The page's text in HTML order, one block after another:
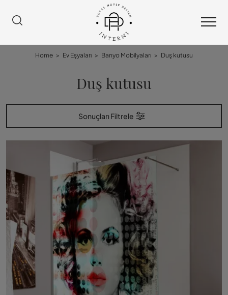
Home > Ev Eşyaları > Banyo Mobilyaları > Duş kutusu
Duş kutusu
Sonuçları Filtrele